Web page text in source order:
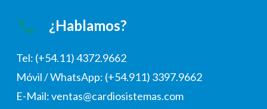
¿Hablamos?
Tel: (+54.11) 4372.9662
Móvil / WhatsApp: (+54.911) 3397.9662
E-Mail: ventas@cardiosistemas.com